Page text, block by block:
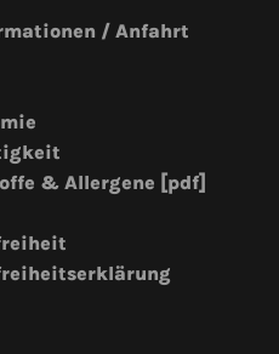
/ Anfahrt
& Allergene [pdf]